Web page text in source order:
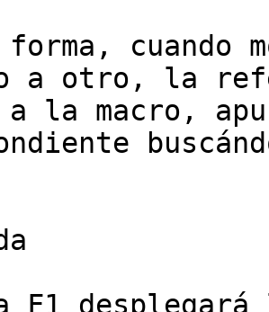
forma, cuando
a otro, la
a la macro,
F1